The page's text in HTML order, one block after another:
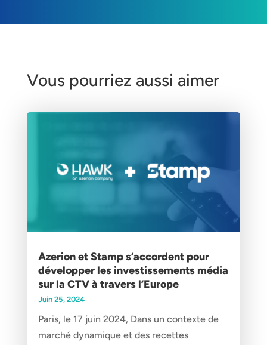
Vous pourriez aussi aimer
Azerion et Stamp s’accordent pour
développer les investissements média
sur la CTV à travers l’Europe
Juin 25, 2024
Paris, le 17 juin 2024, Dans un contexte de
marché dynamique et des recettes